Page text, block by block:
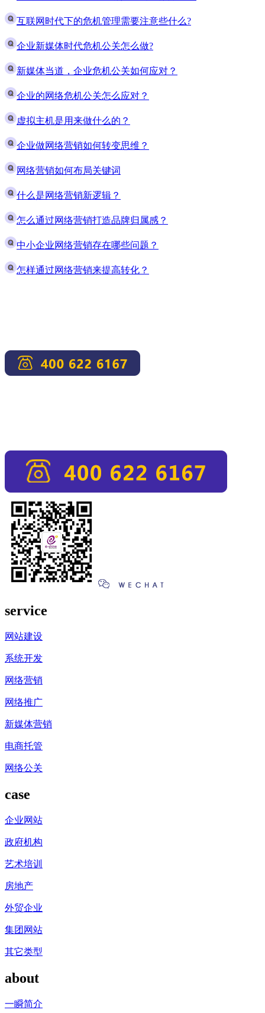
互联网时代下的危机管理需要注意些什么?
企业新媒体时代危机公关怎么做?
新媒体当道，企业危机公关如何应对？
企业的网络危机公关怎么应对？
虚拟主机是用来做什么的？
企业做网络营销如何转变思维？
网络营销如何布局关键词
什么是网络营销新逻辑？
怎么通过网络营销打造品牌归属感？
中小企业网络营销存在哪些问题？
怎样通过网络营销来提高转化？
service
网站建设
系统开发
网络营销
网络推广
新媒体营销
电商托管
网络公关
case
企业网站
政府机构
艺术培训
房地产
外贸企业
集团网站
其它类型
about
一瞬简介